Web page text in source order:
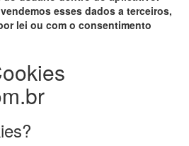
esses dados a terceiros,
lei ou com o consentimento